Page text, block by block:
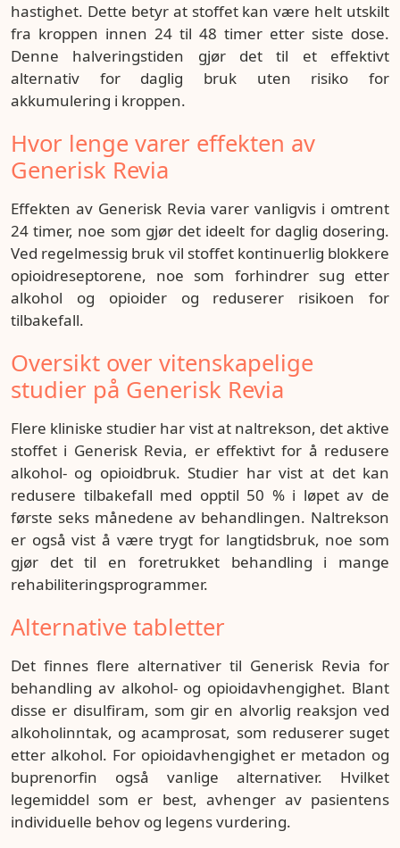
hastighet. Dette betyr at stoffet kan være helt utskilt
fra kroppen innen 24 til 48 timer etter siste dose.
Denne halveringstiden gjør det til et effektivt
alternativ for daglig bruk uten risiko for
akkumulering i kroppen.
Hvor lenge varer effekten av
Generisk Revia
Effekten av Generisk Revia varer vanligvis i omtrent
24 timer, noe som gjør det ideelt for daglig dosering.
Ved regelmessig bruk vil stoffet kontinuerlig blokkere
opioidreseptorene, noe som forhindrer sug etter
alkohol og opioider og reduserer risikoen for
tilbakefall.
Oversikt over vitenskapelige
studier på Generisk Revia
Flere kliniske studier har vist at naltrekson, det aktive
stoffet i Generisk Revia, er effektivt for å redusere
alkohol- og opioidbruk. Studier har vist at det kan
redusere tilbakefall med opptil 50 % i løpet av de
første seks månedene av behandlingen. Naltrekson
er også vist å være trygt for langtidsbruk, noe som
gjør det til en foretrukket behandling i mange
rehabiliteringsprogrammer.
Alternative tabletter
Det finnes flere alternativer til Generisk Revia for
behandling av alkohol- og opioidavhengighet. Blant
disse er disulfiram, som gir en alvorlig reaksjon ved
alkoholinntak, og acamprosat, som reduserer suget
etter alkohol. For opioidavhengighet er metadon og
buprenorfin også vanlige alternativer. Hvilket
legemiddel som er best, avhenger av pasientens
individuelle behov og legens vurdering.